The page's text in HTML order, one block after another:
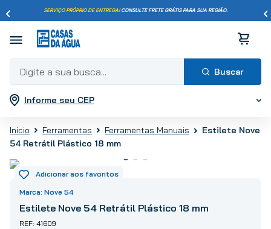
SERVIÇO PRÓPRIO DE ENTREGA!CONSULTE FRETE GRÁTIS PARA SUA REGIÃO.
Digite a sua busca...
Informe seu CEP
Ferramentas Ferramentas Manuais
Estilete Nove
54 Retrátil Plástico 18 mm
Nove 54
Estilete Nove 54 Retrátil Plástico 18 mm
41609
Termos mais buscados
2
º
porcelanato
4
º
revestimento
5º
vaso sanitário
6º
chuveiro
7º
cimento